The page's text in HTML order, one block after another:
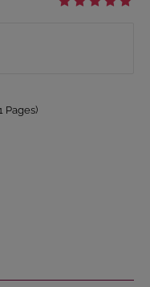
Pages)